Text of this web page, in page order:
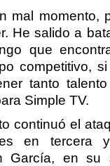
mal momento,
He salido a
que
competitivo,
tanto
Simple TV.
continuó el
en tercera
García, en